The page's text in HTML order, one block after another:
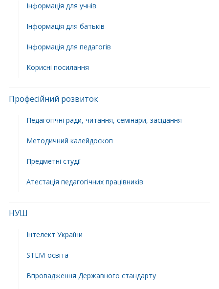
Інформація для учнів
Інформація для батьків
Інформація для педагогів
Корисні посилання
Професійний розвиток
Педагогічні ради, читання, семінари, засідання
Методичний калейдоскоп
Предметні студії
Атестація педагогічних працівників
НУШ
Інтелект України
STEM-освіта
Впровадження Державного стандарту